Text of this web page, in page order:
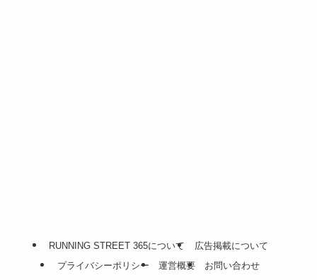
RUNNING STREET 365について
広告掲載について
プライバシーポリシー
運営概要 お問い合わせ